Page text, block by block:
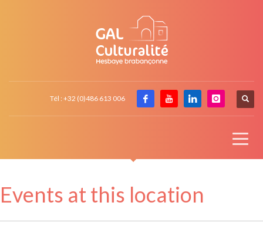
Tél : +32 (0)486 613 006
Events at this location